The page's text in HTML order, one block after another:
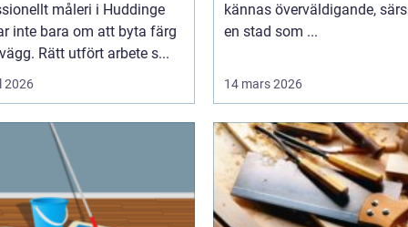
måleri i Huddinge
inte bara om att byta färg
Rätt utfört arbete s...
2026
kännas överväldigande,
en stad som ...
14 mars 2026